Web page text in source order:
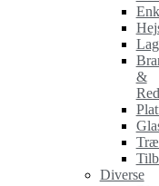
&
Diverse